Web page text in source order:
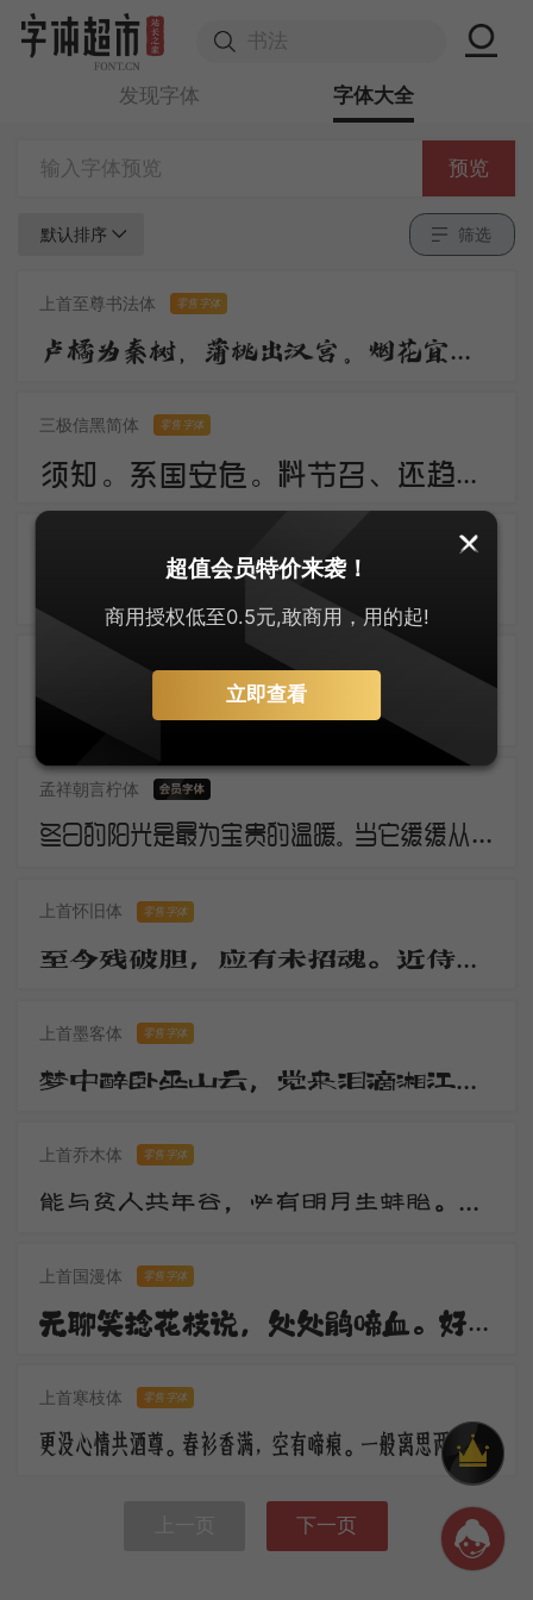
发现字体 字体大全
预览
默认排序 筛选
上首至尊书法体 零售字体
卢橘为秦树，蒲桃出汉宫。烟花宜落日，丝管醉春风。笛奏龙吟水，箫鸣凤下空。君王多乐事，还与万方同。
三极信黑简体 零售字体
须知。系国安危。料节召、还趋浴凤池。且代工施化，持钧播泽，置盂天下，此外何思。素卷书名，赤松游道，飙驭云軿仙可期。湖山美，有啼猿唳鹤，相望东归。
零售字体
孟祥朝言柠体
冬日的阳光是最为宝贵的温暖。当它缓缓从地平线上冒出，万物仿佛都被唤醒了。虽然空气仍然寒冷，但是阳光的温暖让人们感觉到了春天的气息。这是冬日的独特之处，冷冽而温暖，让人欲罢不能。
上首怀旧体 零售字体
至今残破胆，应有未招魂。近侍归京邑，移官岂至尊。无才日衰老，驻马望千门。
上首墨客体 零售字体
梦中醉卧巫山云，觉来泪滴湘江水。湘江两岸花木深，美人不见愁人心。含愁更奏绿绮琴，调高弦绝无知音。
上首乔木体 零售字体
能与贫人共年谷，必有明月生蚌胎。山随宴坐图画出，水作夜窗风雨来。观水观山皆得妙，更将何物污灵台。
上首国漫体 零售字体
无聊笑捻花枝说，处处鹃啼血。好花须映好楼台，休傍秦关蜀栈战场开。倚楼极目深愁绪，更对东风语。
上首寒枝体 零售字体
更没心情共酒尊。春衫香满，空有啼痕。一般离思两销魂，马上黄昏，楼上黄昏。
下一页
超值会员特价来袭！
商用授权低至0.5元,敢商用，用的起!
立即查看